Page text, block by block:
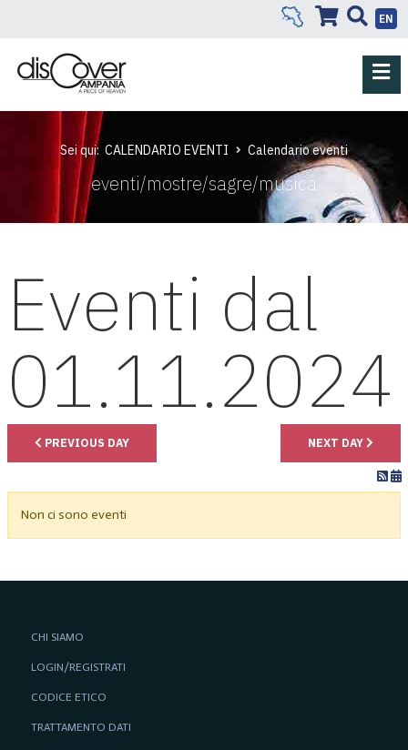
EN
Sei qui: CALENDARIO EVENTI Calendario eventi
eventi/mostre/sagre/musica
Eventi dal
01.11.2024
PREVIOUS DAY NEXT DAY
Non ci sono eventi
CHI SIAMO
LOGIN/REGISTRATI
CODICE ETICO
TRATTAMENTO DATI